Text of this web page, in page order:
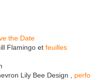
the Date
Flamingo et feuilles
Lily Bee Design , perfo